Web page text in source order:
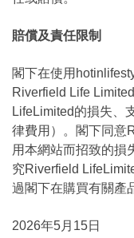
賠償及責任限制
閣下在使用
Riverfield Life
LifeLimited的損失、
律費用）。閣下同意
用本網站而招致的損
究Riverfield
過閣下在購買有關產
2026年5月15日